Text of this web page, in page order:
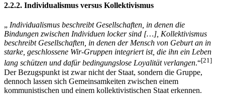
2.2.2. Individualismus versus Kollektivismus
„ Individualismus beschreibt Gesellschaften, in denen die
Bindungen zwischen Individuen locker sind […], Kollektivismus
beschreibt Gesellschaften, in denen der Mensch von Geburt an in
starke, geschlossene Wir-Gruppen integriert ist, die ihn ein Leben
lang schützen und dafür bedingungslose Loyalität verlangen.“[21]
Der Bezugspunkt ist zwar nicht der Staat, sondern die Gruppe,
dennoch lassen sich Gemeinsamkeiten zwischen einem
kommunistischen und einem kollektivistischen Staat erkennen.